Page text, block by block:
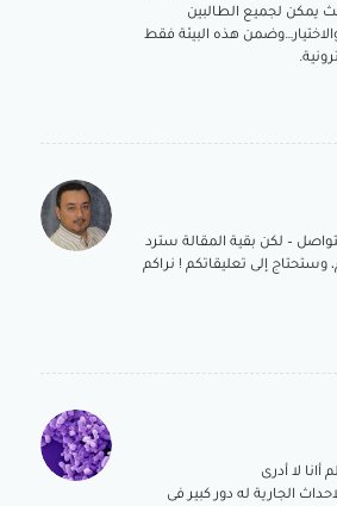
يمكن لجميع الطالبين
هذه البيئة فقط
– لكن بقية المقالة سترد
وستحتاج إلى تعليقاتكم ! نراكم
أانا لا أدرى
الجارية له دور كبير فى